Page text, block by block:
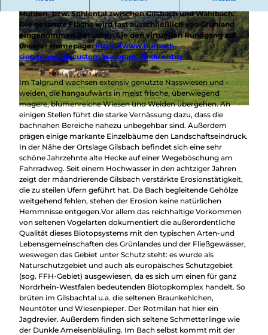
Überblick
Camping &
Wohnmobil
Trekkingplätze
Nachhaltig
bei uns
unterwegs
© Gemeinde Burbach |CC-BY-SA
Beim Gilsbachtal handelt es sich um ein ca. 2 km langes
Mulden- bzw. Sohlental zwischen Gilsbach und Wahlbach.
Die gesamte Fläche wird fast ausschließlich von Grünland
eingenommen.Besuchen Sie den virtuellen Rundgang auf
unserer Homepage:https://www.burbach-
siegerland.de/custom/panorama/index.htm
Im Talgrund wachsen extensiv genutzte Nasswiesen und -
weiden, die hangaufwärts in meist frische, überwiegend
magere, blumenreiche Wiesen und Weiden übergehen. An
einigen Stellen führt die starke Vernässung dazu, dass die
bachnahen Bereiche nahezu unbegehbar sind. Außerdem
prägen einige markante Einzelbäume den Landschaftseindruck.
In der Nähe der Ortslage Gilsbach befindet sich eine sehr
schöne Jahrzehnte alte Hecke auf einer Wegeböschung am
Fahrradweg. Seit einem Hochwasser in den achtziger Jahren
zeigt der mäandrierende Gilsbach verstärkte Erosionstätigkeit,
die zu steilen Ufern geführt hat. Da Bach begleitende Gehölze
weitgehend fehlen, stehen der Erosion keine natürlichen
Hemmnisse entgegen.Vor allem das reichhaltige Vorkommen
von seltenen Vogelarten dokumentiert die außerordentliche
Qualität dieses Biotopsystems mit den typischen Arten-und
Lebensgemeinschaften des Grünlandes und der Fließgewässer,
weswegen das Gebiet unter Schutz steht: es wurde als
Naturschutzgebiet und auch als europäisches Schutzgebiet
(sog. FFH-Gebiet) ausgewiesen, da es sich um einen für ganz
Nordrhein-Westfalen bedeutenden Biotopkomplex handelt. So
brüten im Gilsbachtal u.a. die seltenen Braunkehlchen,
Neuntöter und Wiesenpieper. Der Rotmilan hat hier ein
Jagdrevier. Außerdem finden sich seltene Schmetterlinge wie
der Dunkle Ameisenbläuling. Im Bach selbst kommt mit der